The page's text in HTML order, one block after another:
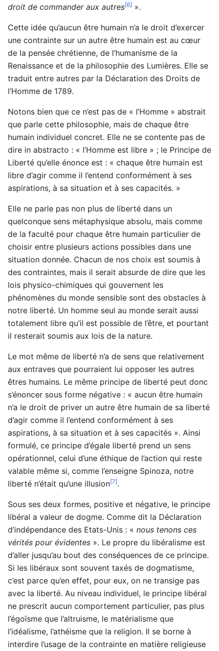
droit de commander aux autres[6] ».
Cette idée qu’aucun être humain n’a le droit d’exercer
une contrainte sur un autre être humain est au cœur
de la pensée chrétienne, de l’humanisme de la
Renaissance et de la philosophie des Lumières. Elle se
traduit entre autres par la Déclaration des Droits de
l’Homme de 1789.
Notons bien que ce n’est pas de « l’Homme » abstrait
que parle cette philosophie, mais de chaque être
humain individuel concret. Elle ne se contente pas de
dire in abstracto : « l’Homme est libre » ; le Principe de
Liberté qu’elle énonce est : « chaque être humain est
libre d’agir comme il l’entend conformément à ses
aspirations, à sa situation et à ses capacités. »
Elle ne parle pas non plus de liberté dans un
quelconque sens métaphysique absolu, mais comme
de la faculté pour chaque être humain particulier de
choisir entre plusieurs actions possibles dans une
situation donnée. Chacun de nos choix est soumis à
des contraintes, mais il serait absurde de dire que les
lois physico-chimiques qui gouvernent les
phénomènes du monde sensible sont des obstacles à
notre liberté. Un homme seul au monde serait aussi
totalement libre qu’il est possible de l’être, et pourtant
il resterait soumis aux lois de la nature.
Le mot même de liberté n’a de sens que relativement
aux entraves que pourraient lui opposer les autres
êtres humains. Le même principe de liberté peut donc
s’énoncer sous forme négative : « aucun être humain
n’a le droit de priver un autre être humain de sa liberté
d’agir comme il l’entend conformément à ses
aspirations, à sa situation et à ses capacités ». Ainsi
formulé, ce principe d’égale liberté prend un sens
opérationnel, celui d’une éthique de l’action qui reste
valable même si, comme l’enseigne Spinoza, notre
liberté n’était qu’une illusion[7].
Sous ses deux formes, positive et négative, le principe
libéral a valeur de dogme. Comme dit la Déclaration
d’indépendance des Etats-Unis : « nous tenons ces
vérités pour évidentes ». Le propre du libéralisme est
d’aller jusqu’au bout des conséquences de ce principe.
Si les libéraux sont souvent taxés de dogmatisme,
c’est parce qu’en effet, pour eux, on ne transige pas
avec la liberté. Au niveau individuel, le principe libéral
ne prescrit aucun comportement particulier, pas plus
l’égoïsme que l’altruisme, le matérialisme que
l’idéalisme, l’athéisme que la religion. Il se borne à
interdire l’usage de la contrainte en matière religieuse